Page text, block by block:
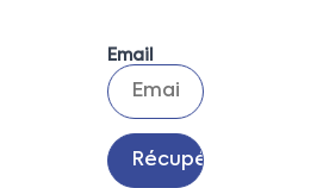
Email